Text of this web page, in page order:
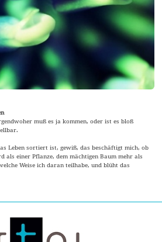
muß es ja kommen, oder ist es bloß
Leben sortiert ist, gewiß, das beschäftigt mich, ob
als einer Pflanze, dem mächtigen Baum mehr als
Weise ich daran teilhabe, und blüht das